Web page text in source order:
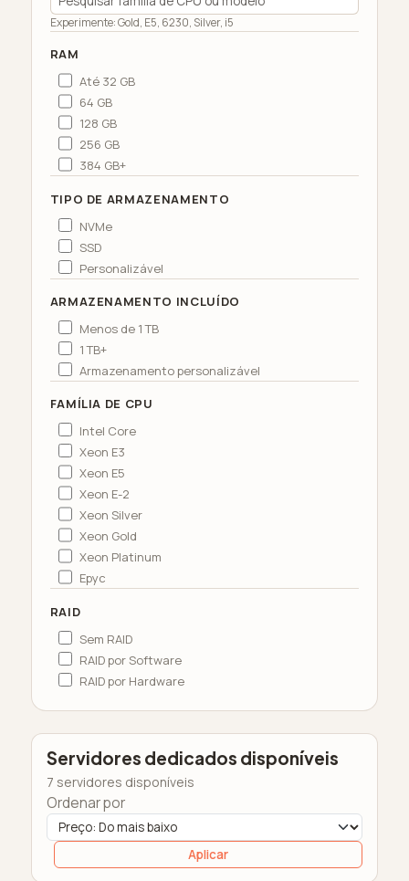
Experimente: Gold, E5, 6230, Silver, i5
RAM
Até 32 GB
64 GB
128 GB
256 GB
384 GB+
TIPO DE ARMAZENAMENTO
NVMe
SSD
Personalizável
ARMAZENAMENTO INCLUÍDO
Menos de 1 TB
1 TB+
Armazenamento personalizável
FAMÍLIA DE CPU
Intel Core
Xeon E3
Xeon E5
Xeon E-2
Xeon Silver
Xeon Gold
Xeon Platinum
Epyc
RAID
Sem RAID
RAID por Software
RAID por Hardware
Servidores dedicados disponíveis
7 servidores disponíveis
Ordenar por
Aplicar